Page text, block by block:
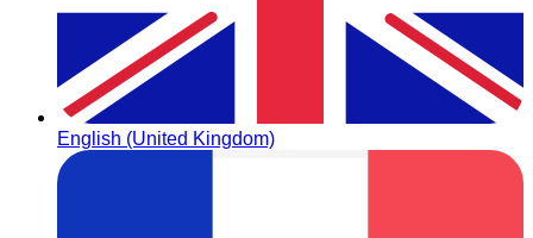
English (United Kingdom)